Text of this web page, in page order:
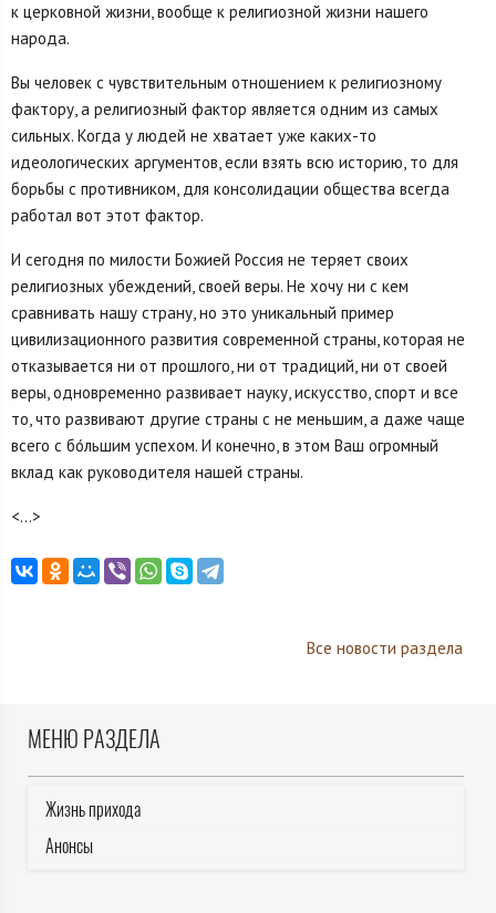
к церковной жизни, вообще к религиозной жизни нашего
народа.
Вы человек с чувствительным отношением к религиозному
фактору, а религиозный фактор является одним из самых
сильных. Когда у людей не хватает уже каких-то
идеологических аргументов, если взять всю историю, то для
борьбы с противником, для консолидации общества всегда
работал вот этот фактор.
И сегодня по милости Божией Россия не теряет своих
религиозных убеждений, своей веры. Не хочу ни с кем
сравнивать нашу страну, но это уникальный пример
цивилизационного развития современной страны, которая не
отказывается ни от прошлого, ни от традиций, ни от своей
веры, одновременно развивает науку, искусство, спорт и все
то, что развивают другие страны с не меньшим, а даже чаще
всего с бо́льшим успехом. И конечно, в этом Ваш огромный
вклад как руководителя нашей страны.
<…>
Все новости раздела
МЕНЮ РАЗДЕЛА
Жизнь прихода
Анонсы